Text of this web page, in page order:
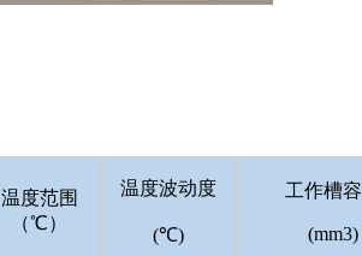
温度范围
（℃）
温度波动度
(℃)
工作槽
(mm3)